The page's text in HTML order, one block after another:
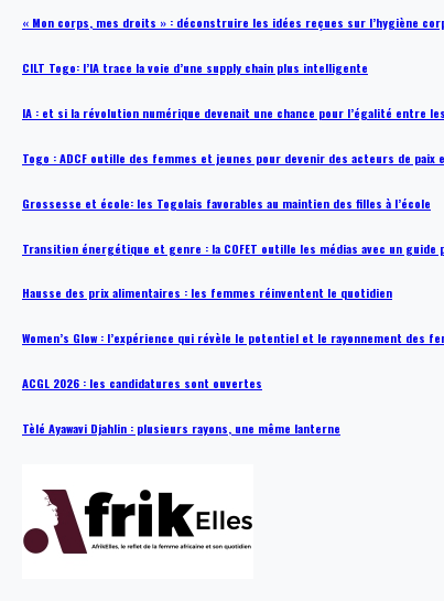
« Mon corps, mes droits » : déconstruire les idées reçues sur l’hygiène
CILT Togo: l’IA trace la voie d’une supply chain plus intelligente
IA : et si la révolution numérique devenait une chance pour l’égalité entre
Togo : ADCF outille des femmes et jeunes pour devenir des acteurs de paix
Grossesse et école: les Togolais favorables au maintien des filles à l’école
Transition énergétique et genre : la COFET outille les médias avec un
Hausse des prix alimentaires : les femmes réinventent le quotidien
Women’s Glow : l’expérience qui révèle le potentiel et le rayonnement des
ACGL 2026 : les candidatures sont ouvertes
Tèlé Ayawavi Djahlin : plusieurs rayons, une même lanterne